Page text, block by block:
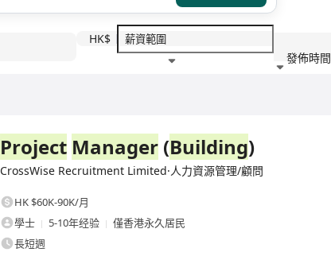
HK$
發佈時間
Project Manager (Building)
CrossWise Recruitment Limited·人力資源管理/顧問
HK $60K-90K/月
學士
5-10年经验
僅香港永久居民
長短週